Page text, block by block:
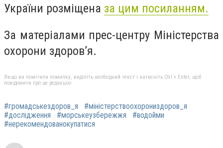
України розміщена за цим посиланням.
За матеріалами прес-центру Міністерства
охорони здоров’я.
Якщо ви помітили помилку, виділіть необхідний текст і натисніть Ctrl + Enter, щоб
повідомити про це редакцію
#громадськездоров_я
#міністерствоохорониздоров_я
#дослідження
#морськеузбережжя
#водойми
#нерекомендованокупатися